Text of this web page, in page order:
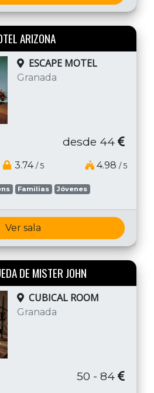
ARIZONA
ESCAPE MOTEL
Granada
desde 44
3.74 / 5 4.98 / 5
Familias Jóvenes
Ver sala
DE MISTER JOHN
CUBICAL ROOM
Granada
50 - 84